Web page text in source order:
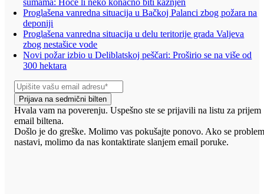
šumama: Hoće li neko konačno biti kažnjen
Proglašena vanredna situacija u Bačkoj Palanci zbog požara na
deponiji
Proglašena vanredna situacija u delu teritorije grada Valjeva
zbog nestašice vode
Novi požar izbio u Deliblatskoj peščari: Proširio se na više od
300 hektara
Prijava na sedmični bilten
Hvala vam na poverenju. Uspešno ste se prijavili na listu za prijem
email biltena.
Došlo je do greške. Molimo vas pokušajte ponovo. Ako se
nastavi, molimo da nas kontaktirate slanjem email poruke.